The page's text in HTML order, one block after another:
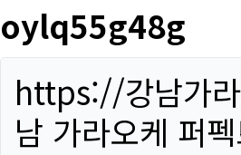
oylq55g48g
https://강남가
남 가라오케 퍼